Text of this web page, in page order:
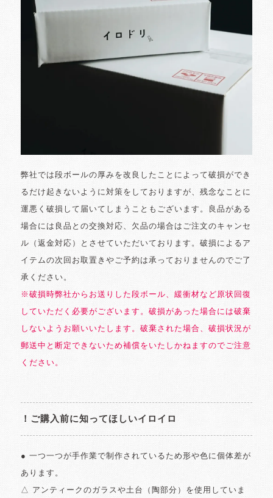
弊社では段ボールの厚みを改良したことによって破損ができ
るだけ起きないように対策をしておりますが、残念なことに
運悪く破損して届いてしまうこともございます。良品がある
場合には良品との交換対応、欠品の場合はご注文のキャンセ
ル（返金対応）とさせていただいております。破損によるア
イテムの次回お取置きやご予約は承っておりませんのでご了
承ください。
※破損時弊社からお送りした段ボール、緩衝材など原状回復
していただく必要がございます。破損があった場合には破棄
しないようお願いいたします。破棄された場合、破損状況が
郵送中と断定できないため補償をいたしかねますのでご注意
ください。
！ご購入前に知ってほしいイロイロ
● 一つ一つが手作業で制作されているため形や色に個体差が
あります。
△ アンティークのガラスや土台（陶部分）を使用していま